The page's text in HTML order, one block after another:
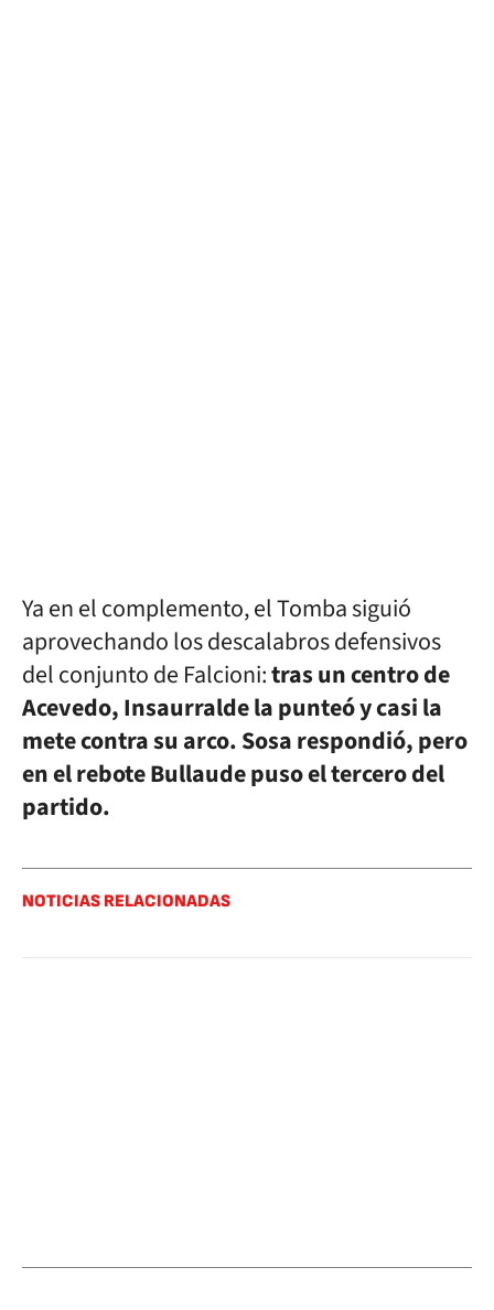
Ya en el complemento, el Tomba siguió
aprovechando los descalabros defensivos
del conjunto de Falcioni:tras un centro de
Acevedo, Insaurralde la punteó y casi la
mete contra su arco. Sosa respondió, pero
en el rebote Bullaude puso el tercero del
partido.
NOTICIAS RELACIONADAS